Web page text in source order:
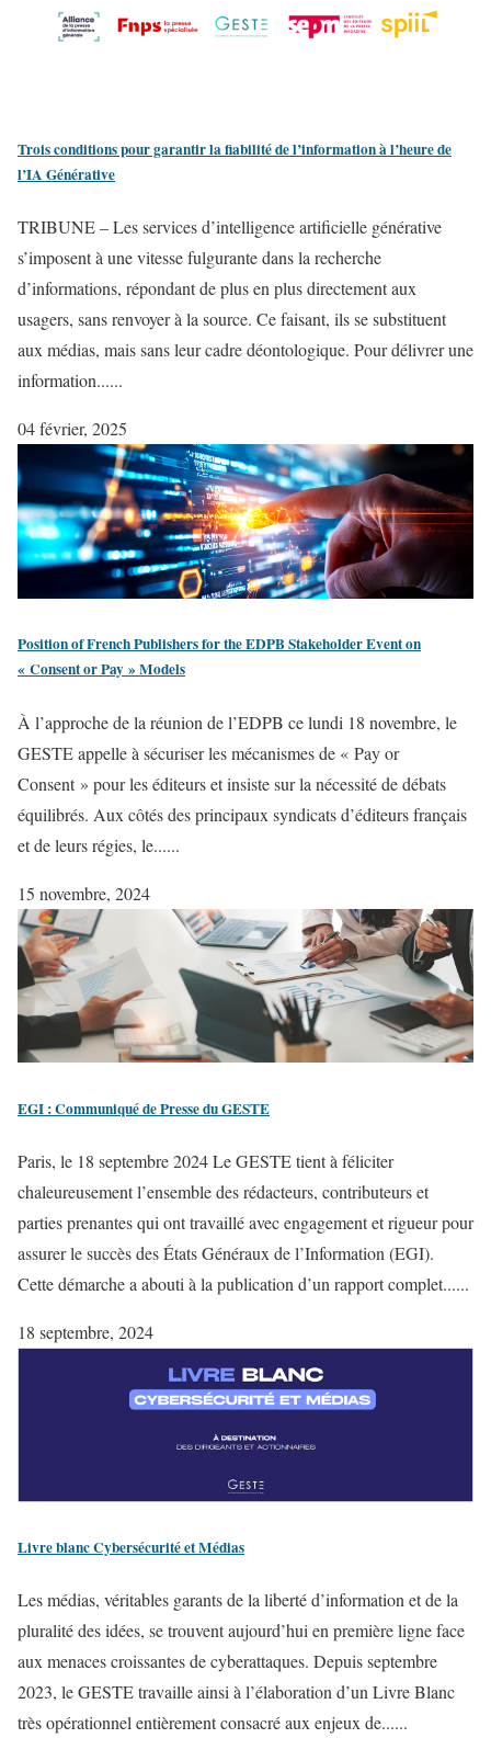
Trois conditions pour garantir la fiabilité de l’information à l’heure de
l’IA Générative
TRIBUNE – Les services d’intelligence artificielle générative
s’imposent à une vitesse fulgurante dans la recherche
d’informations, répondant de plus en plus directement aux
usagers, sans renvoyer à la source. Ce faisant, ils se substituent
aux médias, mais sans leur cadre déontologique. Pour délivrer une
information......
04 février, 2025
Position of French Publishers for the EDPB Stakeholder Event on
« Consent or Pay » Models
À l’approche de la réunion de l’EDPB ce lundi 18 novembre, le
GESTE appelle à sécuriser les mécanismes de « Pay or
Consent » pour les éditeurs et insiste sur la nécessité de débats
équilibrés. Aux côtés des principaux syndicats d’éditeurs français
et de leurs régies, le......
15 novembre, 2024
EGI : Communiqué de Presse du GESTE
Paris, le 18 septembre 2024 Le GESTE tient à féliciter
chaleureusement l’ensemble des rédacteurs, contributeurs et
parties prenantes qui ont travaillé avec engagement et rigueur pour
assurer le succès des États Généraux de l’Information (EGI).
Cette démarche a abouti à la publication d’un rapport complet......
18 septembre, 2024
Livre blanc Cybersécurité et Médias
Les médias, véritables garants de la liberté d’information et de la
pluralité des idées, se trouvent aujourd’hui en première ligne face
aux menaces croissantes de cyberattaques. Depuis septembre
2023, le GESTE travaille ainsi à l’élaboration d’un Livre Blanc
très opérationnel entièrement consacré aux enjeux de......